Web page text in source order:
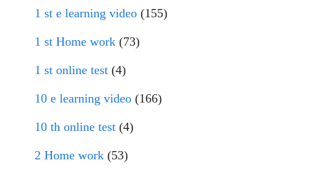
1 st e learning video (155)
1 st Home work (73)
1 st online test (4)
10 e learning video (166)
10 th online test (4)
2 Home work (53)